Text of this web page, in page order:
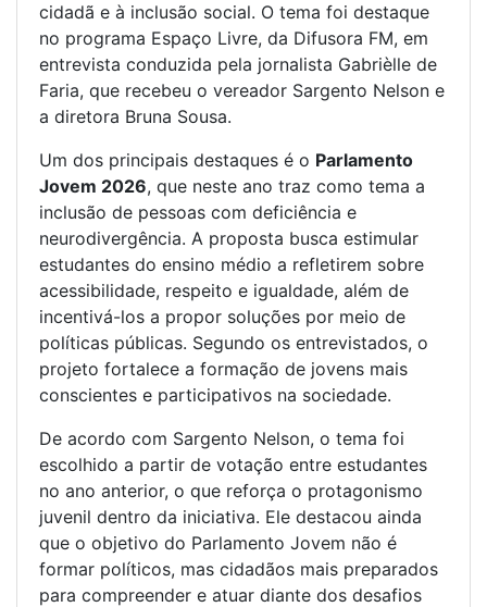
cidadã e à inclusão social. O tema foi destaque
no programa Espaço Livre, da Difusora FM, em
entrevista conduzida pela jornalista Gabrièlle de
Faria, que recebeu o vereador Sargento Nelson e
a diretora Bruna Sousa.
Um dos principais destaques é o Parlamento
Jovem 2026, que neste ano traz como tema a
inclusão de pessoas com deficiência e
neurodivergência. A proposta busca estimular
estudantes do ensino médio a refletirem sobre
acessibilidade, respeito e igualdade, além de
incentivá-los a propor soluções por meio de
políticas públicas. Segundo os entrevistados, o
projeto fortalece a formação de jovens mais
conscientes e participativos na sociedade.
De acordo com Sargento Nelson, o tema foi
escolhido a partir de votação entre estudantes
no ano anterior, o que reforça o protagonismo
juvenil dentro da iniciativa. Ele destacou ainda
que o objetivo do Parlamento Jovem não é
formar políticos, mas cidadãos mais preparados
para compreender e atuar diante dos desafios